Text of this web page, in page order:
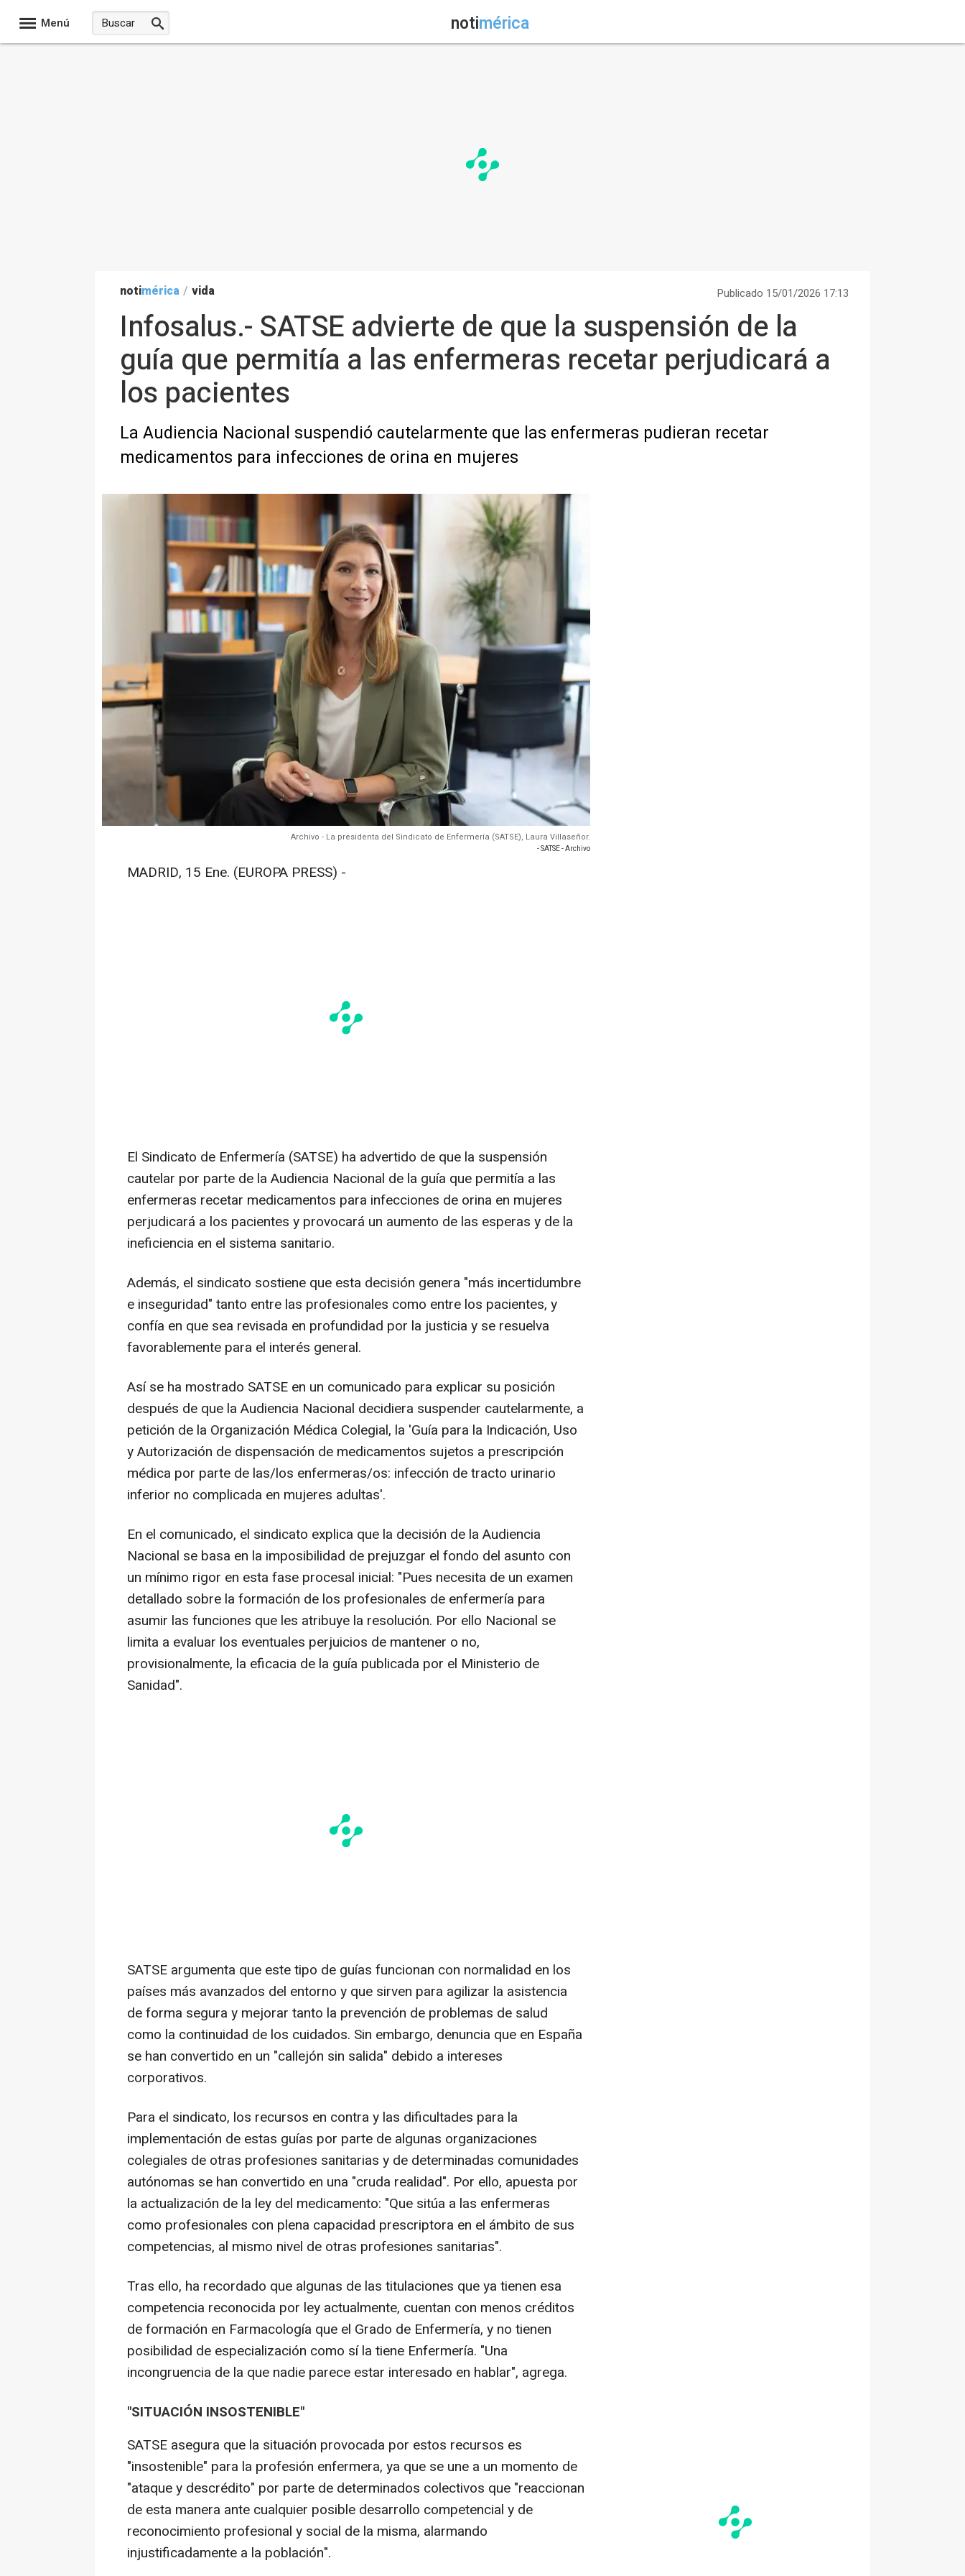
Menú notimérica
notimérica / vida Publicado 15/01/2026 17:13
Infosalus.- SATSE advierte de que la suspensión de la
guía que permitía a las enfermeras recetar perjudicará a
los pacientes
La Audiencia Nacional suspendió cautelarmente que las enfermeras pudieran recetar
medicamentos para infecciones de orina en mujeres
Archivo - La presidenta del Sindicato de Enfermería (SATSE), Laura Villaseñor.
- SATSE - Archivo
MADRID, 15 Ene. (EUROPA PRESS) -
El Sindicato de Enfermería (SATSE) ha advertido de que la suspensión
cautelar por parte de la Audiencia Nacional de la guía que permitía a las
enfermeras recetar medicamentos para infecciones de orina en mujeres
perjudicará a los pacientes y provocará un aumento de las esperas y de la
ineficiencia en el sistema sanitario.
Además, el sindicato sostiene que esta decisión genera "más incertidumbre
e inseguridad" tanto entre las profesionales como entre los pacientes, y
confía en que sea revisada en profundidad por la justicia y se resuelva
favorablemente para el interés general.
Así se ha mostrado SATSE en un comunicado para explicar su posición
después de que la Audiencia Nacional decidiera suspender cautelarmente, a
petición de la Organización Médica Colegial, la 'Guía para la Indicación, Uso
y Autorización de dispensación de medicamentos sujetos a prescripción
médica por parte de las/los enfermeras/os: infección de tracto urinario
inferior no complicada en mujeres adultas'.
En el comunicado, el sindicato explica que la decisión de la Audiencia
Nacional se basa en la imposibilidad de prejuzgar el fondo del asunto con
un mínimo rigor en esta fase procesal inicial: "Pues necesita de un examen
detallado sobre la formación de los profesionales de enfermería para
asumir las funciones que les atribuye la resolución. Por ello Nacional se
limita a evaluar los eventuales perjuicios de mantener o no,
provisionalmente, la eficacia de la guía publicada por el Ministerio de
Sanidad".
SATSE argumenta que este tipo de guías funcionan con normalidad en los
países más avanzados del entorno y que sirven para agilizar la asistencia
de forma segura y mejorar tanto la prevención de problemas de salud
como la continuidad de los cuidados. Sin embargo, denuncia que en España
se han convertido en un "callejón sin salida" debido a intereses
corporativos.
Para el sindicato, los recursos en contra y las dificultades para la
implementación de estas guías por parte de algunas organizaciones
colegiales de otras profesiones sanitarias y de determinadas comunidades
autónomas se han convertido en una "cruda realidad". Por ello, apuesta por
la actualización de la ley del medicamento: "Que sitúa a las enfermeras
como profesionales con plena capacidad prescriptora en el ámbito de sus
competencias, al mismo nivel de otras profesiones sanitarias".
Tras ello, ha recordado que algunas de las titulaciones que ya tienen esa
competencia reconocida por ley actualmente, cuentan con menos créditos
de formación en Farmacología que el Grado de Enfermería, y no tienen
posibilidad de especialización como sí la tiene Enfermería. "Una
incongruencia de la que nadie parece estar interesado en hablar", agrega.
"SITUACIÓN INSOSTENIBLE"
SATSE asegura que la situación provocada por estos recursos es
"insostenible" para la profesión enfermera, ya que se une a un momento de
"ataque y descrédito" por parte de determinados colectivos que "reaccionan
de esta manera ante cualquier posible desarrollo competencial y de
reconocimiento profesional y social de la misma, alarmando
injustificadamente a la población".